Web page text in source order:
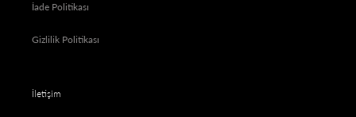
İade Politikası
Gizlilik Politikası
İletişim